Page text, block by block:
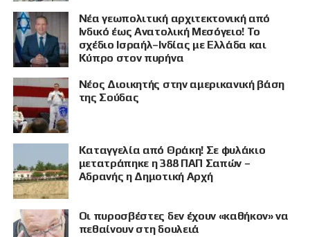
Νέα γεωπολιτική αρχιτεκτονική από
Ινδικό έως Ανατολική Μεσόγειο! Το
σχέδιο Ισραήλ–Ινδίας με Ελλάδα και
Κύπρο στον πυρήνα
Νέος Διοικητής στην αμερικανική βάση
της Σούδας
Καταγγελία από Θράκη! Σε φυλάκιο
μετατράπηκε η 388 ΠΑΠ Σαπών –
Αδρανής η Δημοτική Αρχή
Οι πυροσβέστες δεν έχουν «καθήκον» να
πεθαίνουν στη δουλειά